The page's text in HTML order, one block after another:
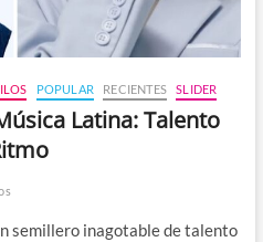
POPULAR RECIENTES SLIDER
Latina: Talento
semillero inagotable de talento